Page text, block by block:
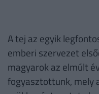
A tej az egyik
emberi szervezet
magyarok az elmúlt
fogyasztottunk, mely